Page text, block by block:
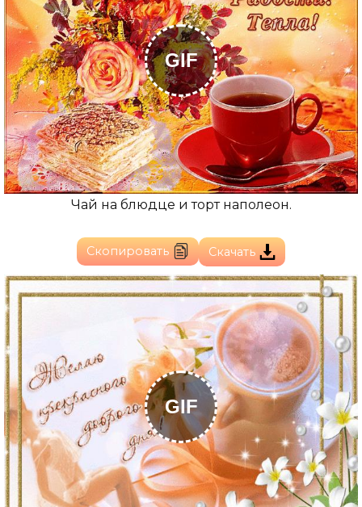
GIF
Чай на блюдце и торт наполеон.
Скопировать Скачать
GIF